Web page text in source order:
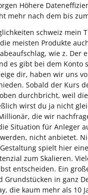
Höhere
mehr nach dem bis
schweiz mein
meisten Produkte
wie z. Der
es gibt bei dem Konto
dir, haben wir uns
Sobald der Kurs
durchbricht, weil
wirst du ja nicht
die wir
Situation für Anleger
nicht anbietet.
spielt hier
zum Skalieren.
entscheiden. Ein
Grundstücken in ganz
die kaum mehr als 10